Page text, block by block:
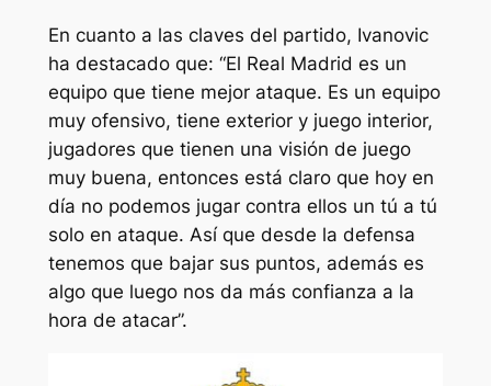
En cuanto a las claves del partido, Ivanovic
ha destacado que: “El Real Madrid es un
equipo que tiene mejor ataque. Es un equipo
muy ofensivo, tiene exterior y juego interior,
jugadores que tienen una visión de juego
muy buena, entonces está claro que hoy en
día no podemos jugar contra ellos un tú a tú
solo en ataque. Así que desde la defensa
tenemos que bajar sus puntos, además es
algo que luego nos da más confianza a la
hora de atacar”.